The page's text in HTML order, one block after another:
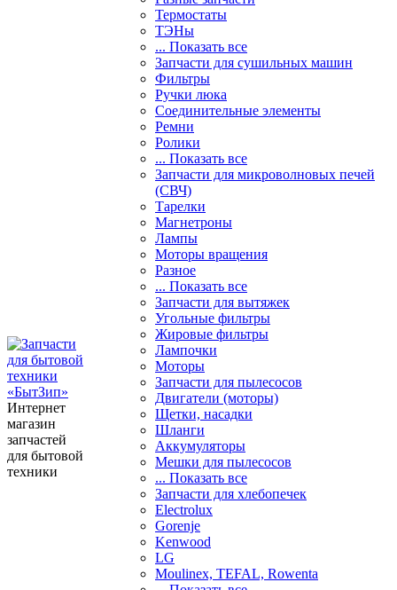
Интернет
магазин
запчастей
для бытовой
техники
Термостаты
ТЭНы
... Показать все
Запчасти для сушильных машин
Фильтры
Ручки люка
Соединительные элементы
Ремни
Ролики
... Показать все
Запчасти для микроволновых печей
(СВЧ)
Тарелки
Магнетроны
Лампы
Моторы вращения
Разное
... Показать все
Запчасти для вытяжек
Угольные фильтры
Жировые фильтры
Лампочки
Моторы
Запчасти для пылесосов
Двигатели (моторы)
Щетки, насадки
Шланги
Аккумуляторы
Мешки для пылесосов
... Показать все
Запчасти для хлебопечек
Electrolux
Gorenje
Kenwood
LG
Moulinex, TEFAL, Rowenta